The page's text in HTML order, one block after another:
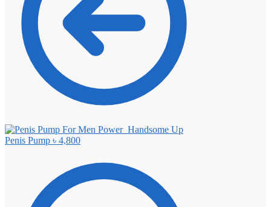
Handsome Up
Penis Pump ৳ 4,800